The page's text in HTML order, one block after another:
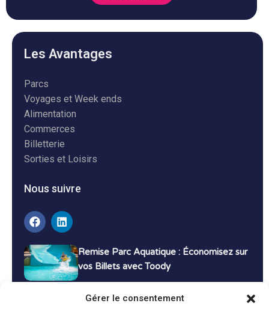
Gérer le consentement
Les Avantages
Parcs
Voyages et Week ends
Alimentation
Commerces
Billetterie
Sorties et Loisirs
Nous suivre
Remise Parc Aquatique : Économisez sur
vos Billets avec Toody